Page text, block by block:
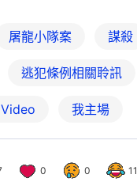
屠龍小隊案 謀殺
逃犯條例相關聆訊
我主場
0 0 11